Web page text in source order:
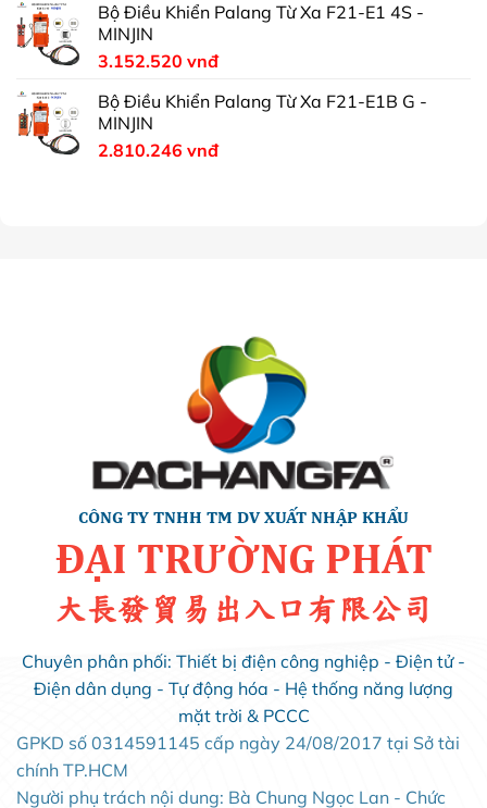
Bộ Điều Khiển Palang Từ Xa F21-E1 4S -
MINJIN
3.152.520 vnđ
Bộ Điều Khiển Palang Từ Xa F21-E1B G -
MINJIN
2.810.246 vnđ
CÔNG TY TNHH TM DV XUẤT NHẬP KHẨU
ĐẠI TRƯỜNG PHÁT
大長發貿易出入口有限公司
Chuyên phân phối: Thiết bị điện công nghiệp - Điện tử -
Điện dân dụng - Tự động hóa - Hệ thống năng lượng
mặt trời & PCCC
GPKD số 0314591145 cấp ngày 24/08/2017 tại Sở tài
chính TP.HCM
Người phụ trách nội dung: Bà Chung Ngọc Lan - Chức